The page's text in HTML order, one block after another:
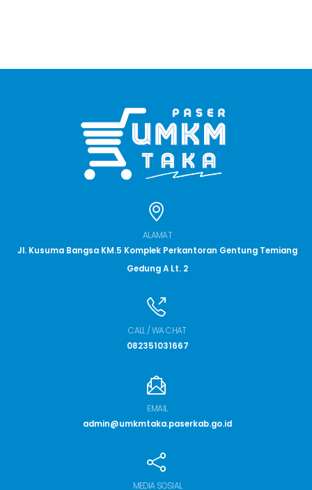
ALAMAT
Jl. Kusuma Bangsa KM.5 Komplek Perkantoran Gentung Temiang
Gedung A Lt. 2
CALL / WA CHAT
082351031667
EMAIL
admin@umkmtaka.paserkab.go.id
MEDIA SOSIAL